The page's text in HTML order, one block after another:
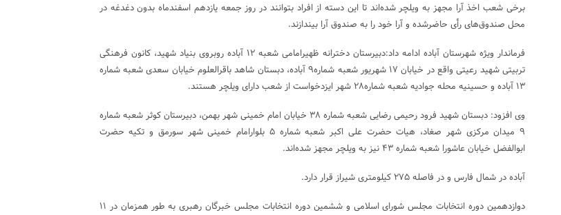
برخی شعب اخذ آرا مجهز به ویلچر شده‌اند تا این دسته از افراد بتوانند در روز جمعه یازدهم اسفندماه بدون دغدغه در
محل صندوق‌های رأی حاضرشده و آرا خود را به صندوق آرا بیندازند.
فرماندار ویژه شهرستان آباده ادامه داد:دبیرستان دخترانه ظهیرامامی شعبه ۱۲ آباده روبروی بنیاد شهید، کانون فرهنگی
تربیتی شهید رعیتی واقع در خیابان ۱۷ شهریور شعبه شماره۹ آباده، دبستان شاهد باقرالعلوم خیابان سعدی شعبه شماره
۱۳ آباده و حسینیه محله جوادیه شعبه شماره۲۸ شهر ایزدخواست از شعب دارای ویلچر هستند.
وی افزود: دبستان شهید فرود رحیمی رضایی شعبه شماره ۳۸ خیابان امام خمینی شهر بهمن، دبیرستان کوثر شعبه شماره
۹ میدان مرکزی شهر صغاد، هیات حضرت علی اکبر شعبه شماره ۵ بلوارامام خمینی شهر سورمق و تکیه حضرت
ابوالفضل خیابان عاشورا شعبه شماره ۴۳ نیز به ویلچر مجهز شده‌اند.
آباده در شمال فارس و در فاصله ۲۷۵ کیلومتری شیراز قرار دارد.
دوازدهمین دوره انتخابات مجلس شورای اسلامی و ششمین دوره انتخابات مجلس خبرگان رهبری به طور همزمان در ۱۱